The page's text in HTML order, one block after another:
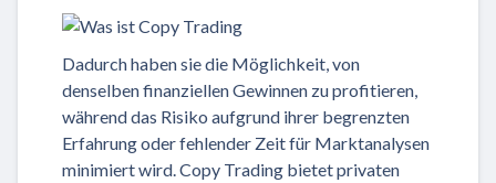
Dadurch haben sie die Möglichkeit, von
denselben finanziellen Gewinnen zu profitieren,
während das Risiko aufgrund ihrer begrenzten
Erfahrung oder fehlender Zeit für Marktanalysen
minimiert wird. Copy Trading bietet privaten